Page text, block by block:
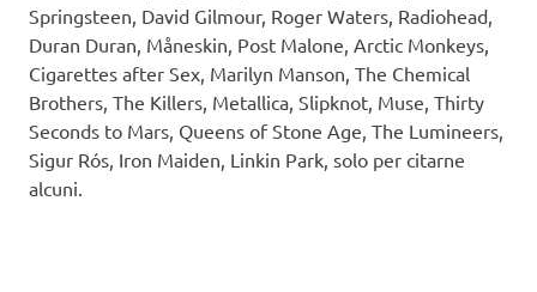
Springsteen, David Gilmour, Roger Waters, Radiohead,
Duran Duran, Måneskin, Post Malone, Arctic Monkeys,
Cigarettes after Sex, Marilyn Manson, The Chemical
Brothers, The Killers, Metallica, Slipknot, Muse, Thirty
Seconds to Mars, Queens of Stone Age, The Lumineers,
Sigur Rós, Iron Maiden, Linkin Park, solo per citarne
alcuni.